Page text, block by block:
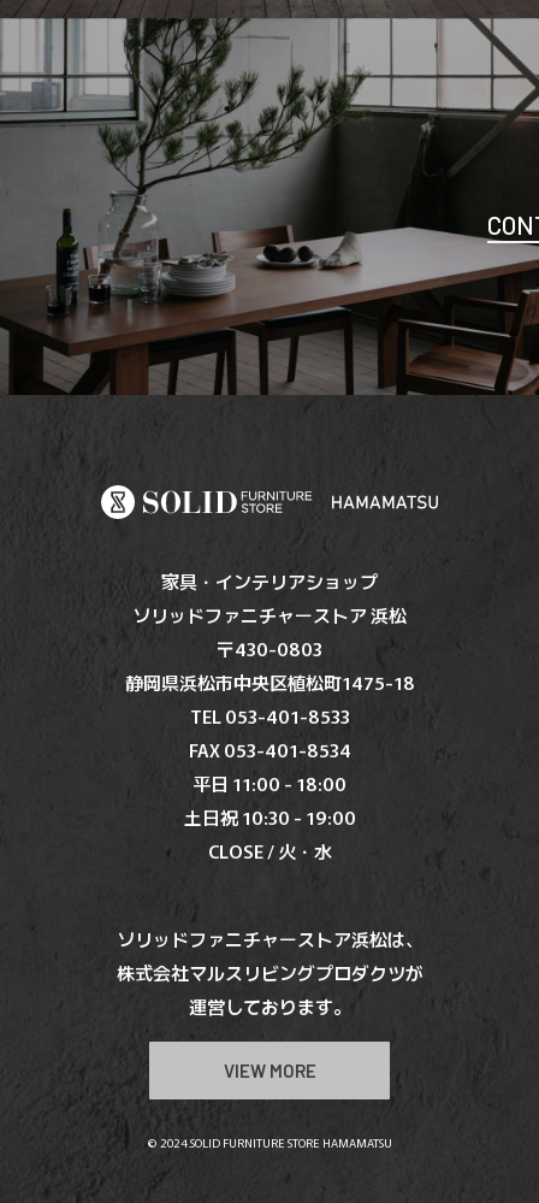
家具・インテリアショップ
ソリッドファニチャーストア 浜松
〒430-0803
静岡県浜松市中央区植松町1475-18
TEL 053-401-8533
FAX 053-401-8534
平日 11:00 - 18:00
土日祝 10:30 - 19:00
CLOSE / 火・水
ソリッドファニチャーストア浜松は、
株式会社マルスリビングプロダクツが
運営しております。
VIEW MORE
© 2024.SOLID FURNITURE STORE HAMAMATSU